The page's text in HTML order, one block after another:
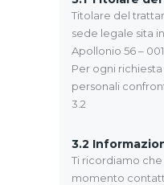
Titolare del
sede legale sita
Apollonio 56 –
Per ogni
personali
3.2
3.2
Ti ricordiamo che
momento